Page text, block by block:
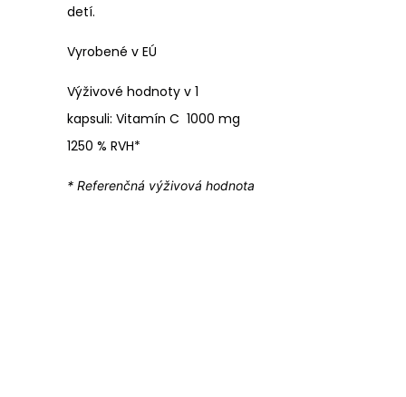
detí.
Vyrobené v EÚ
Výživové hodnoty v 1
kapsuli: Vitamín C 1000 mg
1250 % RVH*
* Referenčná výživová hodnota